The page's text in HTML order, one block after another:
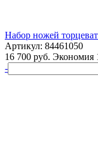
Набор ножей
Артикул: 84461050
16 700 руб. Экономия
-